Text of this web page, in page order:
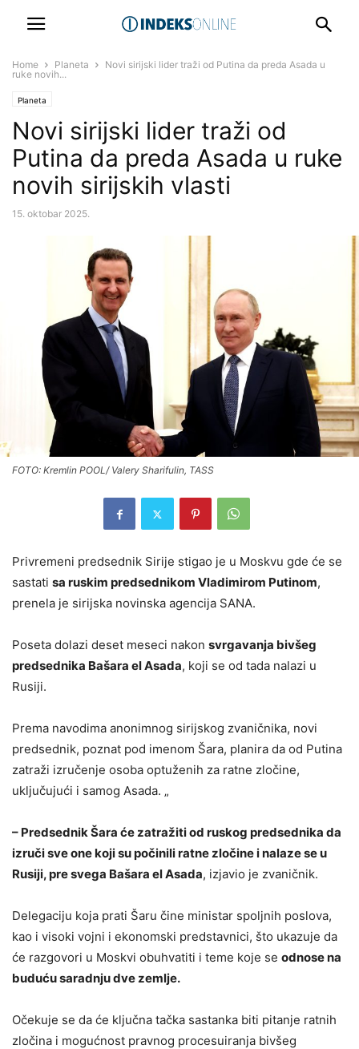
Home Planeta
Novi sirijski lider traži od Putina da preda Asada u
ruke novih...
Planeta
Novi sirijski lider traži od
Putina da preda Asada u ruke
novih sirijskih vlasti
15. oktobar 2025.
FOTO: Kremlin POOL/ Valery Sharifulin, TASS
Privremeni predsednik Sirije stigao je u Moskvu gde će se
sastati sa ruskim predsednikom Vladimirom Putinom,
prenela je sirijska novinska agencija SANA.
Poseta dolazi deset meseci nakon svrgavanja bivšeg
predsednika Bašara el Asada, koji se od tada nalazi u
Rusiji.
Prema navodima anonimnog sirijskog zvaničnika, novi
predsednik, poznat pod imenom Šara, planira da od Putina
zatraži izručenje osoba optuženih za ratne zločine,
uključujući i samog Asada. „
– Predsednik Šara će zatražiti od ruskog predsednika da
izruči sve one koji su počinili ratne zločine i nalaze se u
Rusiji, pre svega Bašara el Asada, izjavio je zvaničnik.
Delegaciju koja prati Šaru čine ministar spoljnih poslova,
kao i visoki vojni i ekonomski predstavnici, što ukazuje da
će razgovori u Moskvi obuhvatiti i teme koje se odnose na
buduću saradnju dve zemlje.
Očekuje se da će ključna tačka sastanka biti pitanje ratnih
zločina i mogućnost pravnog procesuiranja bivšeg